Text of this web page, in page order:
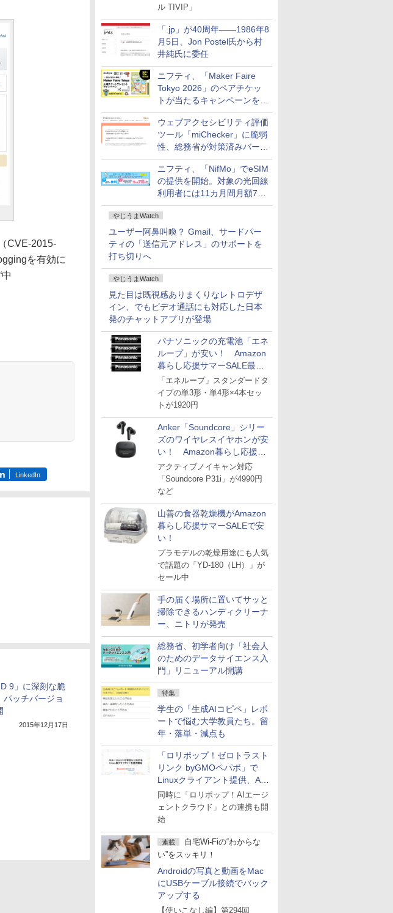
ル TIVIP」
「.jp」が40周年――1986年8
月5日、Jon Postel氏から村
井純氏に委任
ニフティ、「Maker Faire
Tokyo 2026」のペアチケッ
トが当たるキャンペーンをX
で実施。8月16日まで
ウェブアクセシビリティ評価
ツール「miChecker」に脆弱
性、総務省が対策済みバージ
ョンへの更新を呼び掛け
ニフティ、「NifMo」でeSIM
の提供を開始。対象の光回線
利用者には11カ月間月額770
円割引のキャンペーン
やじうまWatch
ユーザー阿鼻叫喚？ Gmail、サードパー
ティの「送信元アドレス」のサポートを
打ち切りへ
やじうまWatch
見た目は既視感ありまくりなレトロデザ
イン、でもビデオ通話にも対応した日本
発のチャットアプリが登場
パナソニックの充電池「エネ
ループ」が安い！ Amazon
暮らし応援サマーSALE最終
日
「エネループ」スタンダードタ
イプの単3形・単4形×4本セッ
トが1920円
Anker「Soundcore」シリー
ズのワイヤレスイヤホンが安
い！ Amazon暮らし応援サ
マーSALE
アクティブノイキャン対応
「Soundcore P31i」が4990円
など
山善の食器乾燥機がAmazon
暮らし応援サマーSALEで安
い！
プラモデルの乾燥用途にも人気
で話題の「YD-180（LH）」が
セール中
手の届く場所に置いてサッと
掃除できるハンディクリーナ
ー、ニトリが発売
総務省、初学者向け「社会人
のためのデータサイエンス入
門」リニューアル開講
特集
学生の「生成AIコピペ」レポ
ートで悩む大学教員たち。留
年・落単・減点も
「ロリポップ！ゼロトラスト
リンク byGMOペパボ」で
Linuxクライアント提供、AI
エージェントの接続が容易に
同時に「ロリポップ！AIエージ
ェントクラウド」との連携も開
始
連載
自宅Wi-Fiの“わからな
い”をスッキリ！
Androidの写真と動画をMac
にUSBケーブル接続でバック
アップする
【使いこなし編】第294回
CVE-2015-
を有効に
LinkedIn
9」に深刻な脆
パッチバージョ
2015年12月17日